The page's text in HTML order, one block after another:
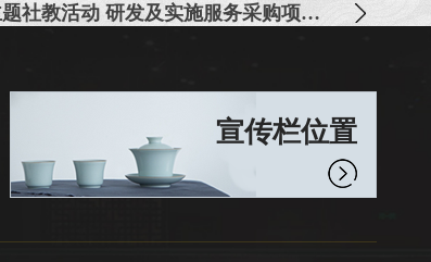
成都博物馆2025年度节庆主题社教活动 研发及实施服务采购项目中选公告
宣传栏位置